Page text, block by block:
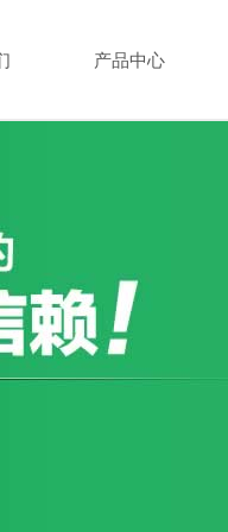
产品中心